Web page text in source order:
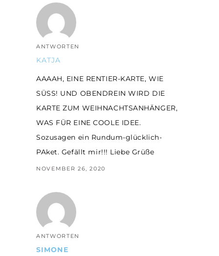
ANTWORTEN
KATJA
AAAAH, EINE RENTIER-KARTE, WIE
SÜSS! UND OBENDREIN WIRD DIE
KARTE ZUM WEIHNACHTSANHÄNGER,
WAS FÜR EINE COOLE IDEE.
Sozusagen ein Rundum-glücklich-
PAket. Gefällt mir!!! Liebe Grüße
NOVEMBER 26, 2020
ANTWORTEN
SIMONE